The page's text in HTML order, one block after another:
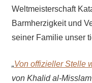
Weltmeisterschaft
Barmherzigkeit und
seiner Familie unser
„Von offizieller Stelle
von Khalid al-